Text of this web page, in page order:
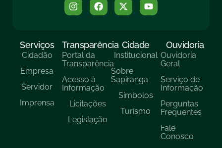
Serviços
Cidadão
Empresa
Servidor
Imprensa
Transparência
Portal da
Transparência
Acesso à
Informação
Licitações
Legislação
Cidade
Institucional
Sobre
Sapiranga
Símbolos
Turísmo
Ouvidoria
Ouvidoria
Geral
Serviço de
Informação
Perguntas
Frequentes
Fale
Conosco